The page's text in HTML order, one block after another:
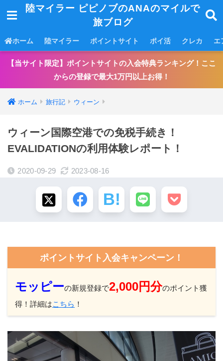
陸マイラー ピピノブのANAのマイルで
旅ブログ
ホーム 陸マイラー ポイントサイト ポイ活 クレカ エ
【当サイト限定】ポイントサイトの入会特典ランキング！ここ
からの登録で最大1万円以上お得！
ホーム 旅行記 ウィーン
ウィーン国際空港での免税手続き！
EVALIDATIONの利用体験レポート！
2020-09-29 2023-08-16
ポイントサイト入会キャンペーン！
モッピーの新規登録で2,000円分のポイント獲
得！詳細はこちら ！